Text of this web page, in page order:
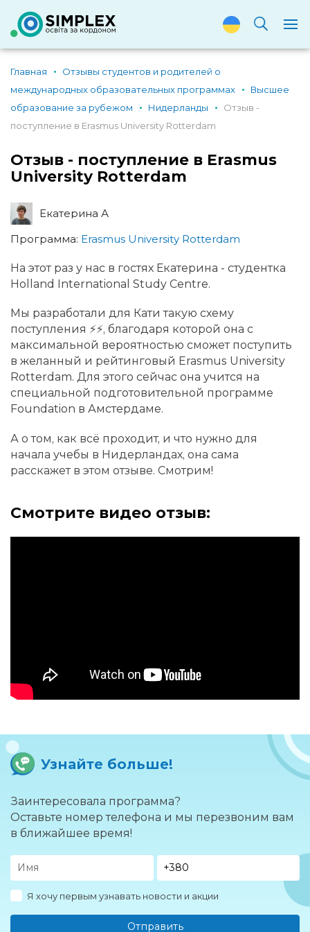
Главная
Отзывы студентов и родителей о
международных образовательных программах
Высшее
образование за рубежом
Нидерланды
Отзыв -
поступление в Erasmus University Rotterdam
Отзыв - поступление в Erasmus
University Rotterdam
Екатерина А
Программа: Erasmus University Rotterdam
На этот раз у нас в гостях Екатерина - студентка
Holland International Study Centre.
Мы разработали для Кати такую схему
поступления ⚡⚡, благодаря которой она с
максимальной вероятностью сможет поступить
в желанный и рейтинговый Erasmus University
Rotterdam. Для этого сейчас она учится на
специальной подготовительной программе
Foundation в Амстердаме.
А о том, как всё проходит, и что нужно для
начала учебы в Нидерландах, она сама
расскажет в этом отзыве. Смотрим!
Смотрите видео отзыв:
Узнайте больше!
Заинтересовала программа?
Оставьте номер телефона и мы перезвоним вам
в ближайшее время!
Я хочу первым узнавать новости и акции
Отправить